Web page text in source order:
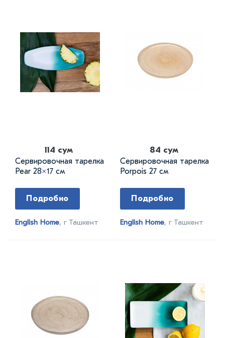
114 сум
Сервировочная тарелка
Pear 28×17 см
Подробно
English Home, г Ташкент
84 сум
Сервировочная тарелка
Porpois 27 см
Подробно
English Home, г Ташкент